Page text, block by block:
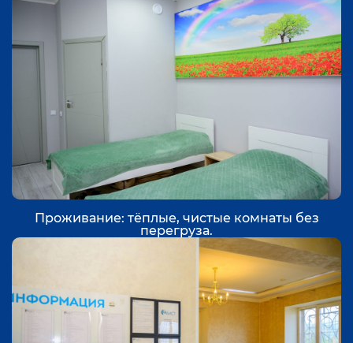
Проживание: тёплые, чистые комнаты без
перегруза.